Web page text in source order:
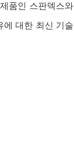
품인 스판덱스와
에 대한 최신 기술